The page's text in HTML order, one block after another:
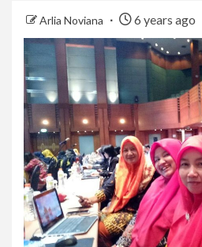
Arlia Noviana 6 years ago